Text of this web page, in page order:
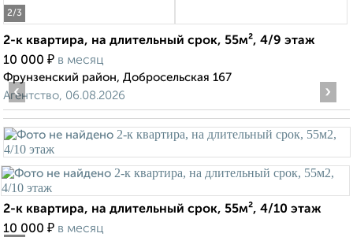
2/3
2-к квартира, на длительный срок, 55м², 4/9 этаж
10 000 ₽ в месяц
Фрунзенский район, Добросельская 167
Агентство, 06.08.2026
‹ ›
2-к квартира, на длительный срок, 55м², 4/10 этаж
10 000 ₽ в месяц